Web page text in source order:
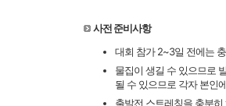
사전 준비사항
대회 참가 2~3일 전에는
물집이 생길 수 있으므로
될 수 있으므로 각자 본인
출발전 스트레칭을 충분